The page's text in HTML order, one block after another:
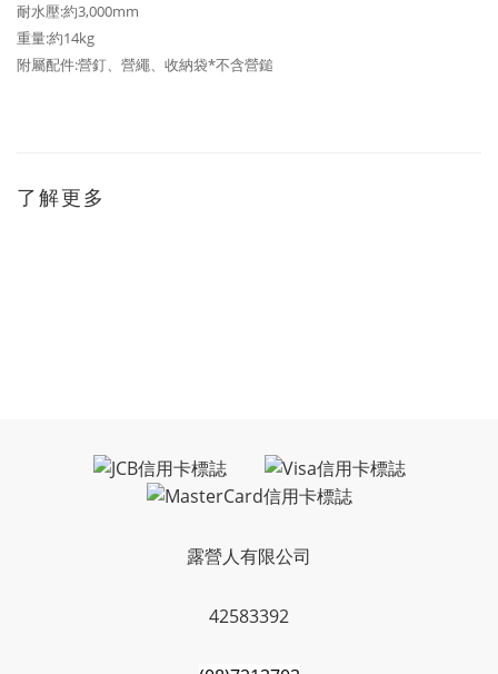
耐水壓:約3,000mm
重量:約14kg
附屬配件:營釘、營繩、收納袋*不含營鎚
了解更多
露營人有限公司
42583392